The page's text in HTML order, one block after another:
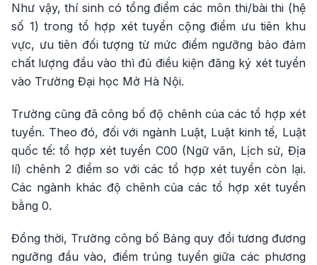
Như vậy, thí sinh có tổng điểm các môn thi/bài thi (hệ
số 1) trong tổ hợp xét tuyển cộng điểm ưu tiên khu
vực, ưu tiên đối tượng từ mức điểm ngưỡng bảo đảm
chất lượng đầu vào thì đủ điều kiện đăng ký xét tuyển
vào Trường Đại học Mở Hà Nội.
Trường cũng đã công bố độ chênh của các tổ hợp xét
tuyển. Theo đó, đối với ngành Luật, Luật kinh tế, Luật
quốc tế: tổ hợp xét tuyển C00 (Ngữ văn, Lịch sử, Địa
lí) chênh 2 điểm so với các tổ hợp xét tuyển còn lại.
Các ngành khác độ chênh của các tổ hợp xét tuyển
bằng 0.
Đồng thời, Trường công bố Bảng quy đổi tương đương
ngưỡng đầu vào, điểm trúng tuyển giữa các phương